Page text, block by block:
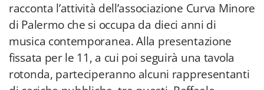
racconta l’attività dell’associazione Curva Minore
di Palermo che si occupa da dieci anni di
musica contemporanea. Alla presentazione
fissata per le 11, a cui poi seguirà una tavola
rotonda, parteciperanno alcuni rappresentanti